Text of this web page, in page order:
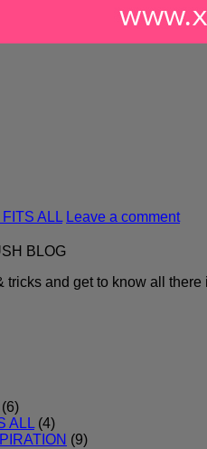
ALL Leave a comment
BLOG
tricks and get to know all
(6)
ALL (4)
(9)